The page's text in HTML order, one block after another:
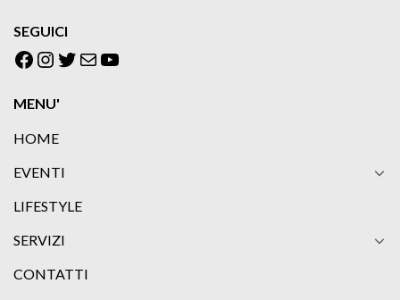
SEGUICI
Facebook
Instagram
Twitter
EmailYouTube
MENU'
HOME
EVENTI
LIFESTYLE
SERVIZI
CONTATTI